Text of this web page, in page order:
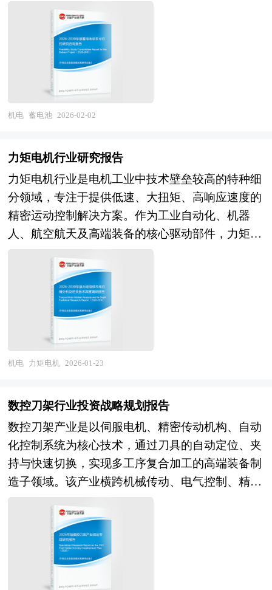
投资者，就交易结构和交易方案设计提供专业意
见；协助准备信息备忘录和投资意向书，就投资者
的选择和接洽策略提供专业意见；协调并管理投资
者的财务，税务和法律尽职调查；协助卖方回复投
资者尽职调查过程中提出的问题和要求；协助分析
公司的整体价值并制定定价策略，协助设定卖方与
潜在投资者谈判的策略；参与卖方与潜在投资者的
业条款提出审阅意见；协助进行税务分析、项目管
理、融资文件准备。 2、中研普华作为买方顾问提
供的服务内容： 财务及税务尽职调查、目标公司
价值分析和定价策略制定；协助政府沟通和审批、
谈判支持和审阅投资文件，确定并购条件；协助买
建议；审阅当地评估师对于目标公司的资产评估报
告；财务模型的构建和目标公司价值分析、提供交
易架构的设计建议；将审慎性调查的结果反映在各
项交易的法律文书中、协助各项法律文书的成文；
编制相关的并购公告，提出一个完善、操作性强并
符合收购方需要和自身条件的收购计划，在收购方
化技术将降低变压器的损耗，提高能源利用效率，
符合节能减排的要求；小型化技术将使变压器在不
降低性能的前提下减小体积和重量，适应更加紧凑
的安装环境。在市场应用方面，随着电力系统的升
级改造和新能源发电的持续发展，变压器的市场需
求将保持稳定增长。特别是在新能源领域，随着分
着“一带一路”倡议的推进，中国变压器企业将有更
多机会参与国际市场竞争，拓展海外市场。 本研
究咨询报告由中研普华咨询公司领衔撰写，在大量
周密的市场调研基础上，主要依据了国家统计局、
国家商务部、国家发改委、国家经济信息中心、国
务院发展研究中心、国家海关总署、全国商业信息
中心、中国经济景气监测中心、中国行业研究网、
全国及海外相关报刊杂志的基础信息以及变压器行
业研究单位等公布和提供的大量资料。报告对我国
变压器行业的供需状况、发展现状、子行业发展变
化等进行了分析，重点分析了国内外变压器行业的
发展现状、如何面对行业的发展挑战、行业的发展
测等等。报告还综合了变压器行业的整体发展动
态，对行业在产品方面提供了参考建议和具体解决
办法。报告对于变压器产品生产企业、经销商、行
业管理部门以及拟进入该行业的投资者具有重要的
参考价值，对于研究我国变压器行业发展规律、提
实践的双重意义。
本土化布局与技术迭代维持高端市场壁垒，竞争格
局进入生态博弈新阶段。 展望2026-2030年，技术
融合将驱动工业机器人从"程序执行者"向"环境交
互者"根本性转变。人工智能大模型与机器人操作
系统的深度耦合，将赋予设备自然语言交互与自主
决策能力，推动具身智能技术在工业场景中实现工
艺自主优化与故障预判。协作机器人通过力控与安
大；工业互联网平台支撑下的机器人集群协同，将
使生产线柔性度与换产效率实现跨越式提升。此
外，边缘计算、5G远程操控、数字孪生等前沿技
术的商业化落地，将构建"感知-决策-执行"的闭环
智能体系，加速单机自动化向系统智能化跃迁。
大量周密的市场调研基础上，主要依据了国家统计
局、国家商务部、国家发改委、国家经济信息中
心、国务院发展研究中心、国家海关总署、全国商
业信息中心、中国经济景气监测中心、中国行业研
究网、全国及海外相关报刊杂志的基础信息以及工
业机器人行业研究单位等公布和提供的大量资料。
内外工业机器人行业的发展现状、如何面对行业的
发展挑战、行业的发展建议、行业竞争力，以及行
业的投资分析和趋势预测等等。报告还综合了工业
机器人行业的整体发展动态，对行业在产品方面提
供了参考建议和具体解决办法。报告对于工业机器
人产品生产企业、经销商、行业管理部门以及拟进
入该行业的投资者具有重要的参考价值，对于研究
我国工业机器人行业发展规律、提高企业的运营效
率、促进企业的发展壮大有学术和实践的双重意
将化学能重新转化为电能，为各类用电设备提供持
续、稳定的电力支持。其工作原理基于电极材料与
电解液之间的氧化还原反应，通过电子的定向移动
形成电流，同时伴随离子在电解液中的迁移以维持
电荷平衡。 《2026-2030年版蓄电池项目可行性研
究报告》为中研普华公司独家首创针对行业投资可
业通用版、专业定制版。行业通用版是中研普华根
通用的模板报告，企业可以自行补充单位信息，稍
做调整就可以作为项目报告使用。我们也可以根据
企业具体项目要求专项编写专业定制版，并根据详
细要求合理报价，为企业项目立项、上马、融资提
供全程指引服务。 中研普华具有丰富的项目可行
性分析报告案例编制经验和一流的团队，能够为您
设计项目建设方案，完成包括市场和销售、规模和
产品、厂址及建设工程方案、原辅料供应、工艺技
术、设备选择、人员组织、实施计划、投资与成
本、效益及风险等的计算和评价；内容详实、严密
地论证项目的可行性和投资的必要性。 本报告主
合作 2、用于国家发展和改革委立项 3、用于银行
贷款 4、用于境外投资项目核准 5、用于企业上市
的招股说明书 6、用于申请政府资金 可行性研究报
告是在制定某一建设或科研项目之前，对该项目实
施的可能性、有效性、技术方案及技术政策进行具
一个在技术上合理、经济上合算的最优方案和最佳
时机而写的书面报告。 可行性研究报告主要内容
是要求以全面、系统的分析为主要方法，经济效益
为核心，围绕影响项目的各种因素，运用大量的数
据资料论证拟建项目是否可行。对整个可行性研究
机电 蓄电池 2026-02-02
力矩电机行业研究报告
力矩电机行业是电机工业中技术壁垒较高的特种细
分领域，专注于提供低速、大扭矩、高响应速度的
精密运动控制解决方案。作为工业自动化、机器
人、航空航天及高端装备的核心驱动部件，力矩电
负载而无需减速传动机构，显著提升了系统精度与
动态响应能力。其本质是通过电磁结构优化与材料
创新，将电能高效转化为可控的转矩输出，在高精
度定位、恒张力卷绕、快速启停等场景中具备不可
替代的技术优势，是衡量国家高端装备制造自主可
控能力的关键基础环节。 当前，中国力矩电机行
期。市场格局层面，高端无框力矩电机市场仍由美
及材料应用上具备先发优势；国内企业依托成本优
势与快速响应能力，在中低端通用市场占据一定份
额，但在磁路设计、精密加工工艺及高端定制化能
力上仍有差距。技术路线层面，行业正从传统有刷
结构向无刷化、无框化、集成化方向演进，无框力
矩电机凭借体积小、功率密度高、易于嵌入设备本
体的特点，成为协作机器人与人形机器人关节驱动
的首选方案。应用需求层面，工业自动化升级带来
恒张力控制、精密卷绕等场景的存量替代需求；人
机电 力矩电机 2026-01-23
数控刀架行业投资战略规划报告
数控刀架产业是以伺服电机、精密传动机构、自动
化控制系统为核心技术，通过刀具的自动定位、夹
持与快速切换，实现多工序复合加工的高端装备制
造子领域。该产业横跨机械传动、电气控制、精密
强、与主机适配要求严等典型特征。在全球制造业
向智能制造与柔性生产深度转型、我国推动高端装
备自主可控的宏观背景下，数控刀架的性能优劣直
接决定了数控机床的整体竞争力，其发展水平已成